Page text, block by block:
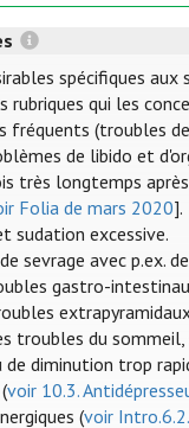
spécifiques aux
rubriques qui les
fréquents (troubles
de libido et
très longtemps après
Folia de mars 2020].
sudation excessive.
sevrage avec p.ex.
gastro-
troubles du
de diminution trop
voir 10.3.
(voir